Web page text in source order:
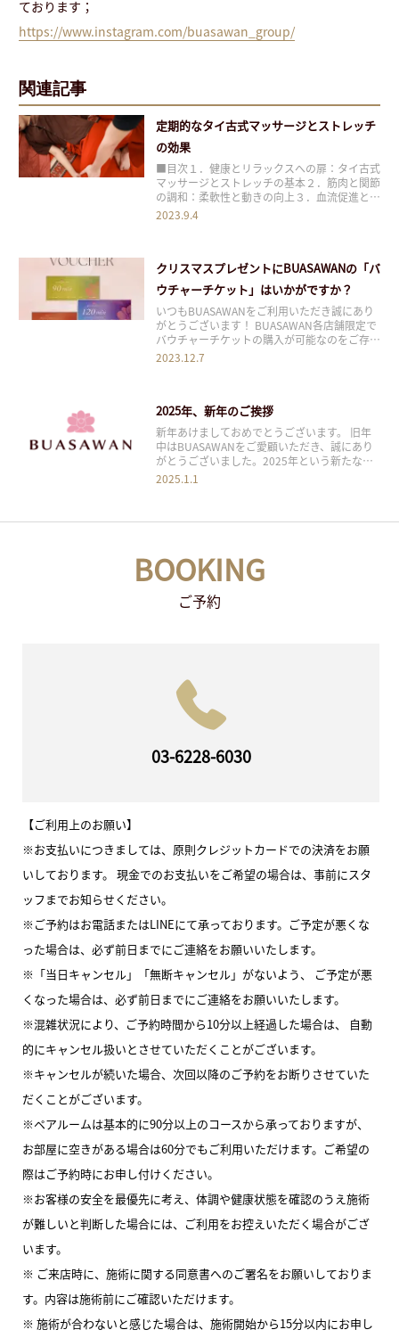
ております；
https://www.instagram.com/buasawan_group/
関連記事
定期的なタイ古式マッサージとストレッチ
の効果
■目次１．健康とリラックスへの扉：タイ古式
マッサージとストレッチの基本２．筋肉と関節
の調和：柔軟性と動きの向上３．血流促進と代
謝増進：健康な体内環境の構築４．日常のスト
ンスを
2023.9.4
クリスマスプレゼントにBUASAWANの「バ
ウチャーチケット」はいかがですか？
いつもBUASAWANをご利用いただき誠にあり
がとうございます！ BUASAWAN各店舗限定で
バウチャーチケットの購入が可能なのをご存じ
でしたか？ 恋人や家族、大切な方へのクリス
2023.12.7
2025年、新年のご挨拶
新年あけましておめでとうございます。 旧年
中はBUASAWANをご愛顧いただき、誠にあり
がとうございました。2025年という新たな年
の幕開けに、心より感謝申し上げます。 昨年
2025.1.1
BOOKING
ご予約
03-6228-6030
【ご利用上のお願い】
※お支払いにつきましては、原則クレジットカードでの決済をお願
いしております。 現金でのお支払いをご希望の場合は、事前にスタ
ッフまでお知らせください。
※ご予約はお電話またはLINEにて承っております。ご予定が悪くな
った場合は、必ず前日までにご連絡をお願いいたします。
※「当日キャンセル」「無断キャンセル」がないよう、 ご予定が悪
くなった場合は、必ず前日までにご連絡をお願いいたします。
※混雑状況により、ご予約時間から10分以上経過した場合は、 自動
的にキャンセル扱いとさせていただくことがございます。
※キャンセルが続いた場合、次回以降のご予約をお断りさせていた
だくことがございます。
※ペアルームは基本的に90分以上のコースから承っておりますが、
お部屋に空きがある場合は60分でもご利用いただけます。ご希望の
際はご予約時にお申し付けください。
※お客様の安全を最優先に考え、体調や健康状態を確認のうえ施術
が難しいと判断した場合には、ご利用をお控えいただく場合がござ
います。
※ ご来店時に、施術に関する同意書へのご署名をお願いしておりま
す。内容は施術前にご確認いただけます。
※ 施術が合わないと感じた場合は、施術開始から15分以内にお申し